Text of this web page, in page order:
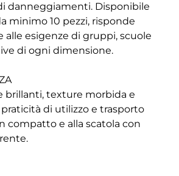
danneggiamenti. Disponibile
minimo 10 pezzi, risponde
esigenze di gruppi, scuole
di ogni dimensione.
brillanti, texture morbida e
di utilizzo e trasporto
compatto e alla scatola con